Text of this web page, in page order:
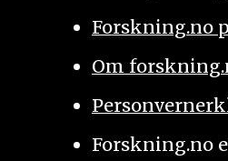
Forskning.no
Om
Forskning.no